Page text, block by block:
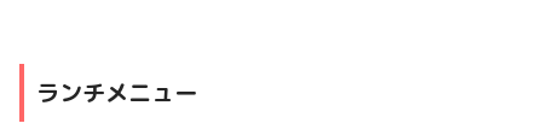
ランチメニュー